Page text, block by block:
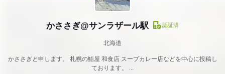
かささぎ@サンラザール駅 認証済
北海道
かささぎと申します。 札幌の鮨屋 和食店 スープカレー店などを中心に投稿し
ております。 ...